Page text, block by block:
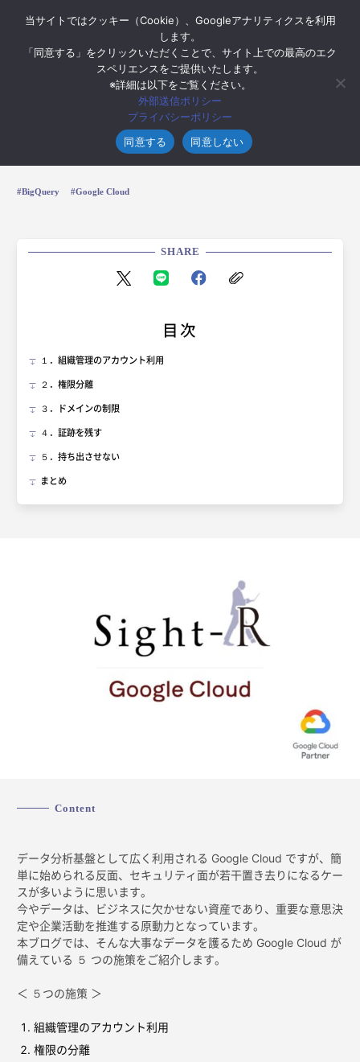
【Google Cloud】今から始める！データ
分析基盤セキュリティ強化
BigQuery Google Cloud
SHARE
目次
１．組織管理のアカウント利用
２．権限分離
３．ドメインの制限
４．証跡を残す
５．持ち出させない
まとめ
Content
データ分析基盤として広く利用される Google Cloud ですが、簡
単に始められる反面、セキュリティ面が若干置き去りになるケー
スが多いように思います。
今やデータは、ビジネスに欠かせない資産であり、重要な意思決
定や企業活動を推進する原動力となっています。
本ブログでは、そんな大事なデータを護るため Google Cloud が
備えている ５ つの施策をご紹介します。
＜ ５つの施策 ＞
組織管理のアカウント利用
権限の分離
当サイトではクッキー（Cookie）、Googleアナリティクスを利用
します。
「同意する」をクリックいただくことで、サイト上での最高のエク
スペリエンスをご提供いたします。
※詳細は以下をご覧ください。
外部送信ポリシー
プライバシーポリシー
同意する
同意しない